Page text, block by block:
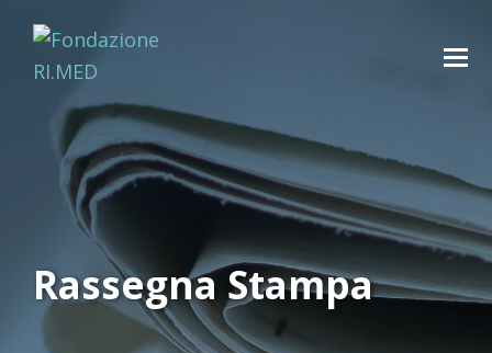
Rassegna Stampa